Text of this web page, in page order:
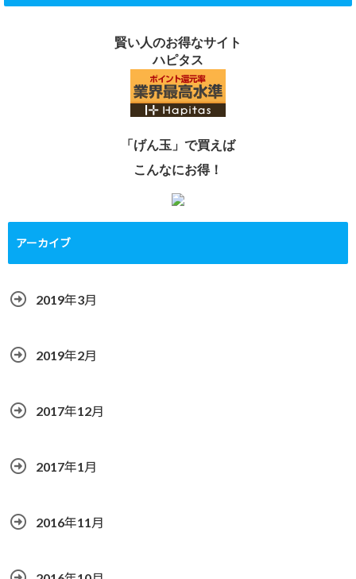
賢い人のお得なサイト
ハピタス
「げん玉」で買えば
こんなにお得！
アーカイブ
2019年3月
2019年2月
2017年12月
2017年1月
2016年11月